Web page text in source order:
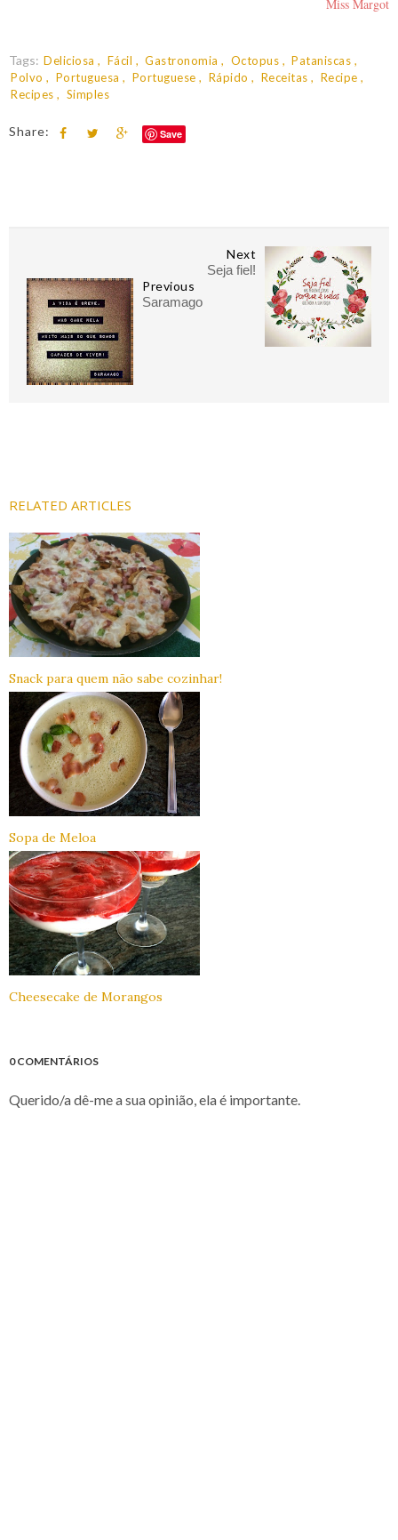
Miss Margot
Tags: Deliciosa Fácil Gastronomia Octopus
Pataniscas
Polvo
Portuguesa Portuguese Rápido Receitas
Recipe
Recipes
Simples
Share: Save
Next
Seja fiel!
Previous
Saramago
RELATED ARTICLES
Snack para quem não sabe cozinhar!
Sopa de Meloa
Cheesecake de Morangos
0 COMENTÁRIOS
Querido/a dê-me a sua opinião, ela é importante.